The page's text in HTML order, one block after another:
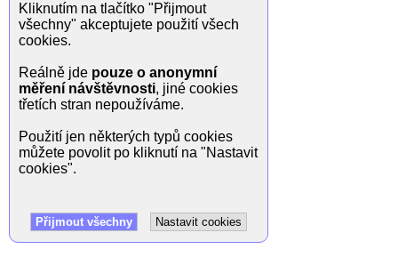
Kliknutím na tlačítko "Přijmout
všechny" akceptujete použití všech
cookies.
Reálně jde pouze o anonymní
měření návštěvnosti, jiné cookies
třetích stran nepoužíváme.
Použití jen některých typů cookies
můžete povolit po kliknutí na "Nastavit
cookies".
Přijmout všechny Nastavit cookies